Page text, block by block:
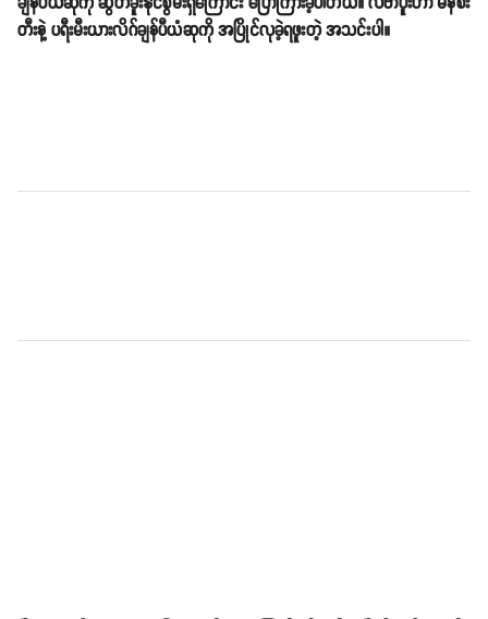
တီးနဲ့ ပရီးမီးယားလိဂ်ချန်ပီယံဆုကို အပြိုင်လုခဲ့ရဖူးတဲ့ အသင်းပါ။